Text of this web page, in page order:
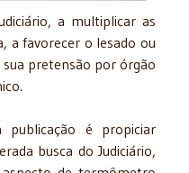
a multiplicar as
a favorecer o lesado ou
pretensão por órgão
é propiciar
busca do Judiciário,